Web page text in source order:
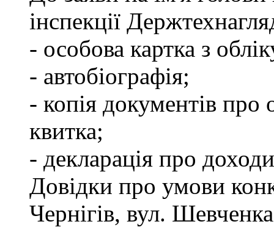
інспекції
- особова картка з
- автобіографія;
- копія документів про
квитка;
- декларація про
Довідки про умови
Чернігів, вул.